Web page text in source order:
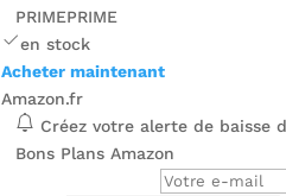
PRIMEPRIME
en stock
Acheter maintenant
Amazon.fr
Créez votre alerte de baisse
Bons Plans Amazon